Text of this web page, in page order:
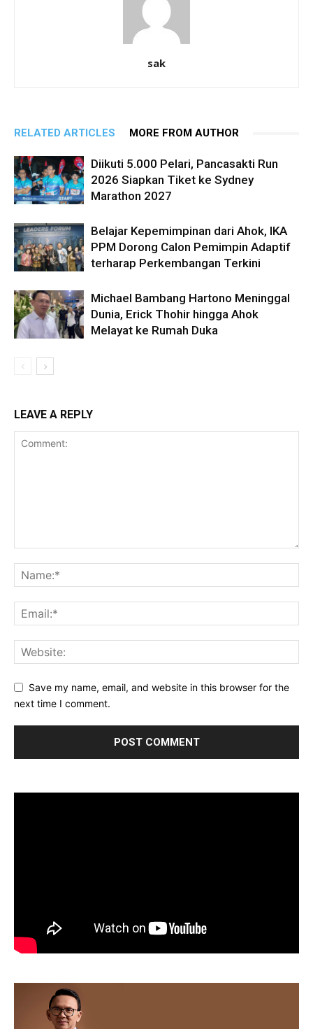
sak
RELATED ARTICLES MORE FROM AUTHOR
Diikuti 5.000 Pelari, Pancasakti Run
2026 Siapkan Tiket ke Sydney
Marathon 2027
Belajar Kepemimpinan dari Ahok, IKA
PPM Dorong Calon Pemimpin Adaptif
terharap Perkembangan Terkini
Michael Bambang Hartono Meninggal
Dunia, Erick Thohir hingga Ahok
Melayat ke Rumah Duka
LEAVE A REPLY
Save my name, email, and website in this browser for the
next time I comment.